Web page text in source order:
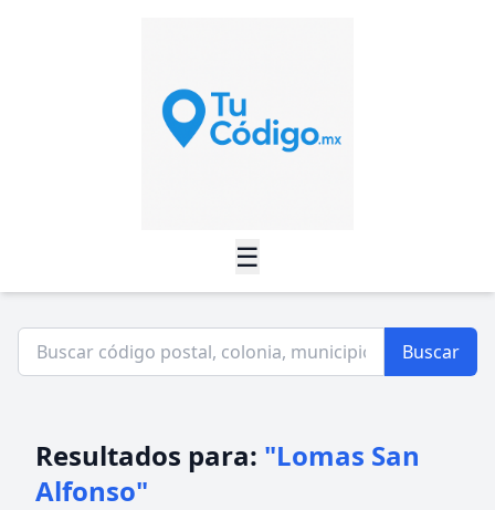
☰
Buscar
Resultados para: "Lomas San
Alfonso"